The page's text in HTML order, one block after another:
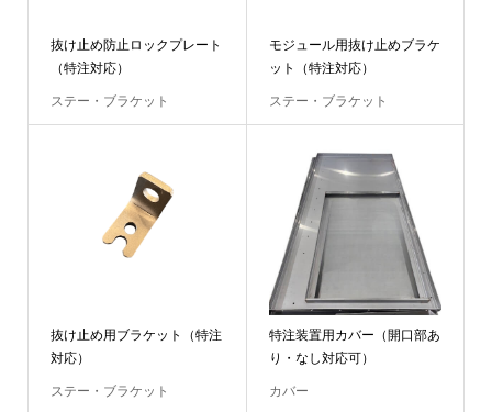
抜け止め防止ロックプレート
（特注対応）
ステー・ブラケット
モジュール用抜け止めブラケ
ット（特注対応）
ステー・ブラケット
抜け止め用ブラケット（特注
対応）
ステー・ブラケット
特注装置用カバー（開口部あ
り・なし対応可）
カバー